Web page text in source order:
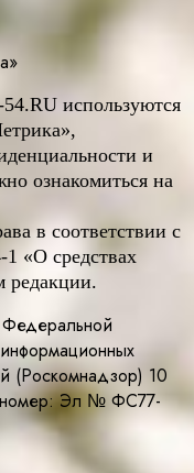
54.RU используются
и
ознакомиться на
в соответствии с
«О средствах
редакции.
Федеральной
(Роскомнадзор) 10
номер: Эл № ФС77-